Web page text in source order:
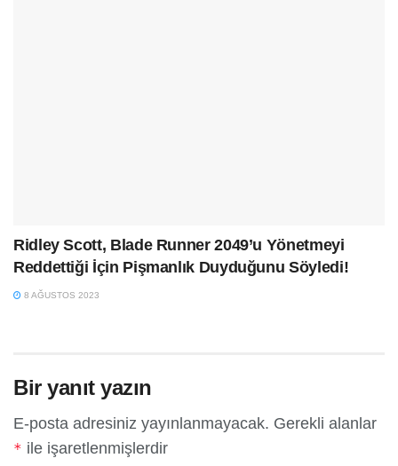
Ridley Scott, Blade Runner 2049’u Yönetmeyi
Reddettiği İçin Pişmanlık Duyduğunu Söyledi!
8 AĞUSTOS 2023
Bir yanıt yazın
E-posta adresiniz yayınlanmayacak. Gerekli alanlar
* ile işaretlenmişlerdir